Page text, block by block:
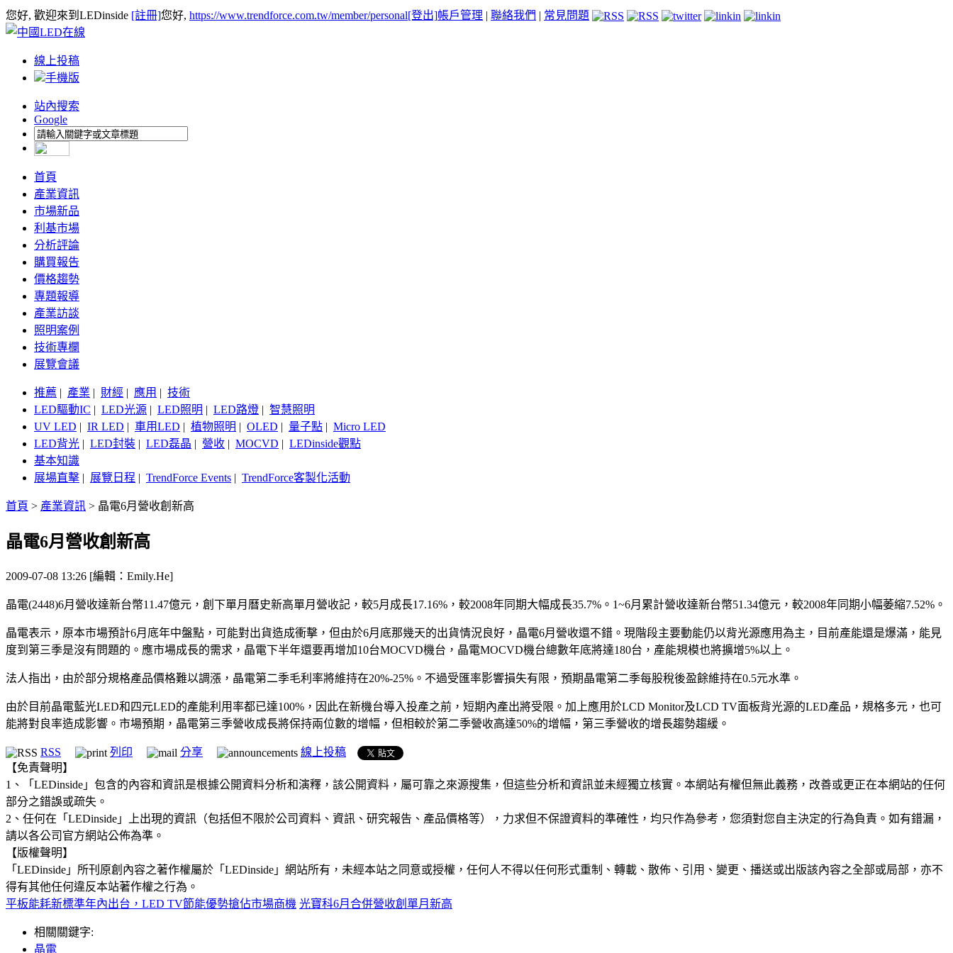
您好, 歡迎來到LEDinside [註冊]您好, https://www.trendforce.com.tw/member/personal[登出]帳戶管理 | 聯絡我們 | 常見問題
線上投稿
手機版
站內搜索
Google
首頁
產業資訊
市場新品
利基市場
分析評論
購買報告
價格趨勢
專題報導
產業訪談
照明案例
技術專欄
展覽會議
推薦 | 產業 | 財經 | 應用 | 技術
LED驅動IC | LED光源 | LED照明 | LED路燈 | 智慧照明
UV LED | IR LED | 車用LED | 植物照明 | OLED | 量子點 | Micro LED
LED背光 | LED封裝 | LED磊晶 | 營收 | MOCVD | LEDinside觀點
基本知識
展場直擊 | 展覽日程 | TrendForce Events | TrendForce客製化活動
首頁 > 產業資訊 > 晶電6月營收創新高
晶電6月營收創新高
2009-07-08 13:26 [編輯：Emily.He]
晶電(2448)6月營收達新台幣11.47億元，創下單月曆史新高單月營收記，較5月成長17.16%，較2008年同期大幅成長35.7%。1~6月累計營收達新台幣51.34億元，較2008年同期小幅萎縮7.52%。
晶電表示，原本市場預計6月底年中盤點，可能對出貨造成衝擊，但由於6月底那幾天的出貨情況良好，晶電6月營收還不錯。現階段主要動能仍以背光源應用為主，目前產能還是爆滿，能見
度到第三季是沒有問題的。應市場成長的需求，晶電下半年還要再增加10台MOCVD機台，晶電MOCVD機台總數年底將達180台，產能規模也將擴增5%以上。
法人指出，由於部分規格產品價格難以調漲，晶電第二季毛利率將維持在20%-25%。不過受匯率影響損失有限，預期晶電第二季每股稅後盈餘維持在0.5元水準。
由於目前晶電藍光LED和四元LED的產能利用率都已達100%，因此在新機台導入投產之前，短期內產出將受限。加上應用於LCD Monitor及LCD TV面板背光源的LED產品，規格多元，也可
能將對良率造成影響。市場預期，晶電第三季營收成長將保持兩位數的增幅，但相較於第二季營收高達50%的增幅，第三季營收的增長趨勢趨緩。
RSS 列印 分享
線上投稿
【免責聲明】
1、「LEDinside」包含的內容和資訊是根據公開資料分析和演釋，該公開資料，屬可靠之來源搜集，但這些分析和資訊並未經獨立核實。本網站有權但無此義務，改善或更正在本網站的任何
部分之錯誤或疏失。
2、任何在「LEDinside」上出現的資訊（包括但不限於公司資料、資訊、研究報告、產品價格等），力求但不保證資料的準確性，均只作為參考，您須對您自主決定的行為負責。如有錯漏，
請以各公司官方網站公佈為準。
【版權聲明】
「LEDinside」所刊原創內容之著作權屬於「LEDinside」網站所有，未經本站之同意或授權，任何人不得以任何形式重制、轉載、散佈、引用、變更、播送或出版該內容之全部或局部，亦不
得有其他任何違反本站著作權之行為。
平板能耗新標準年內出台，LED TV節能優勢搶佔市場商機 光寶科6月合併營收創單月新高
相關關鍵字:
晶電